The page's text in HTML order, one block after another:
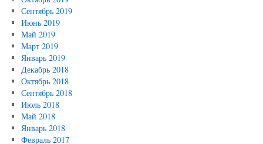
Сентябрь 2019
Июнь 2019
Май 2019
Март 2019
Январь 2019
Декабрь 2018
Октябрь 2018
Сентябрь 2018
Июль 2018
Май 2018
Январь 2018
Февраль 2017